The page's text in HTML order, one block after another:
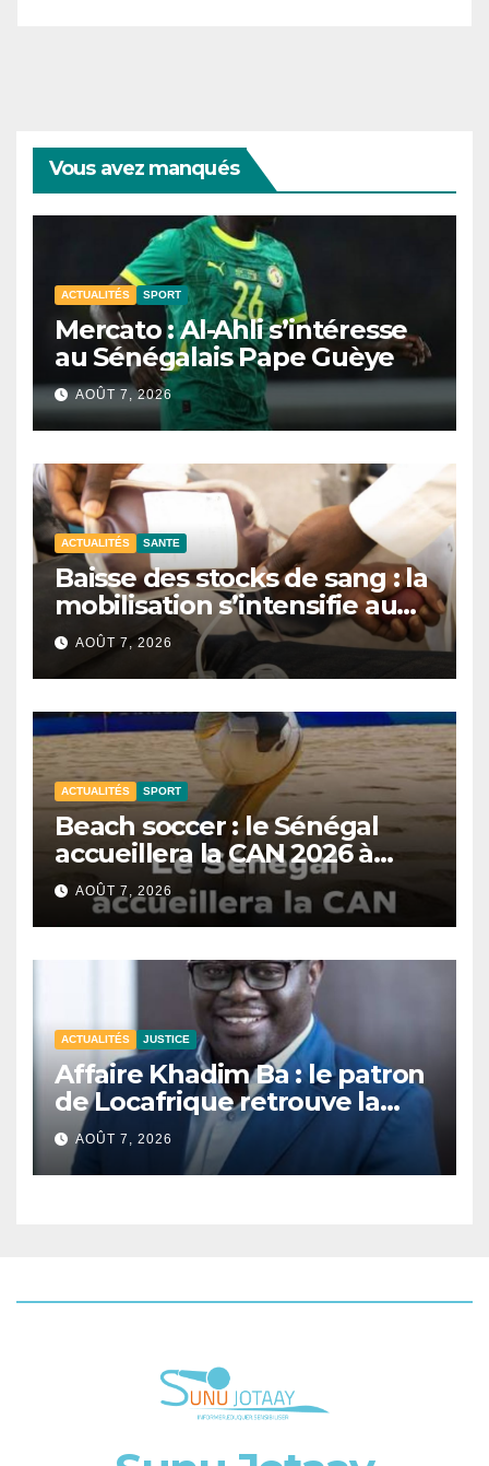
Vous avez manqués
ACTUALITÉS SPORT
Mercato : Al-Ahli s’intéresse
au Sénégalais Pape Guèye
AOÛT 7, 2026
ACTUALITÉS SANTE
Baisse des stocks de sang : la
mobilisation s’intensifie au
CNTS de Dakar.
AOÛT 7, 2026
ACTUALITÉS SPORT
Beach soccer : le Sénégal
accueillera la CAN 2026 à
Dakar.
AOÛT 7, 2026
ACTUALITÉS JUSTICE
Affaire Khadim Ba : le patron
de Locafrique retrouve la
liberté.
AOÛT 7, 2026